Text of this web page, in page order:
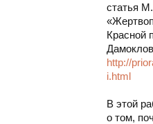
статья
Красной
http://
i.html
В этой
о том,